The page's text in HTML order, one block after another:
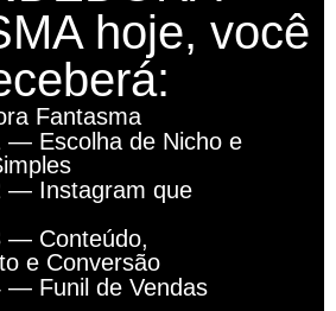
hoje, você
Fantasma
— Escolha de Nicho e
— Instagram que
— Conteúdo,
e Conversão
— Funil de Vendas